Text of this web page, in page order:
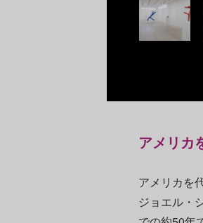
アメリカ
アメリカを
ジョエル・